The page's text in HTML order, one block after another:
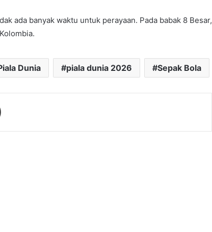
ada banyak waktu untuk perayaan. Pada babak 8 Besar,
Dunia piala dunia 2026 Sepak Bola